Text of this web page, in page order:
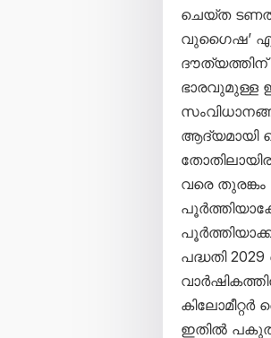
ചെയ്ത ടണൽ
വുഗൈഷ’
ദൗത്യത്തിന്
ഭാരവുമുള്ള
ആദ്യമായി
വരെ
പദ്ധതി
ഇതിൽ